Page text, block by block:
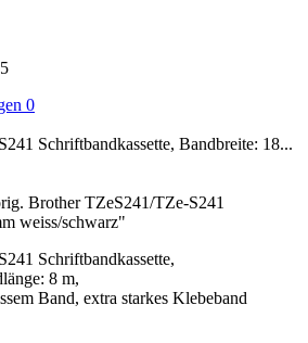
0
Schriftbandkassette, Bandbreite: 18...
Brother TZeS241/TZe-S241
weiss/schwarz"
Schriftbandkassette,
8 m,
Band, extra starkes Klebeband